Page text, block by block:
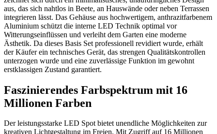
aus, das sich nahtlos in Beete, an Hauswände oder neben Terrassen
integrieren lässt. Das Gehäuse aus hochwertigem, anthrazitfarbenem
Aluminium schützt die interne LED Technik optimal vor
Witterungseinflüssen und verleiht dem Garten eine moderne
Ästhetik. Da dieses Basis Set professionell revidiert wurde, erhält
der Käufer ein technisches Gerät, das strengen Qualitätskontrollen
unterzogen wurde und eine zuverlässige Funktion im gewohnt
erstklassigen Zustand garantiert.
Faszinierendes Farbspektrum mit 16
Millionen Farben
Der leistungsstarke LED Spot bietet unendliche Möglichkeiten zur
kreativen Lichtgestaltung im Freien. Mit Zugriff auf 16 Millionen